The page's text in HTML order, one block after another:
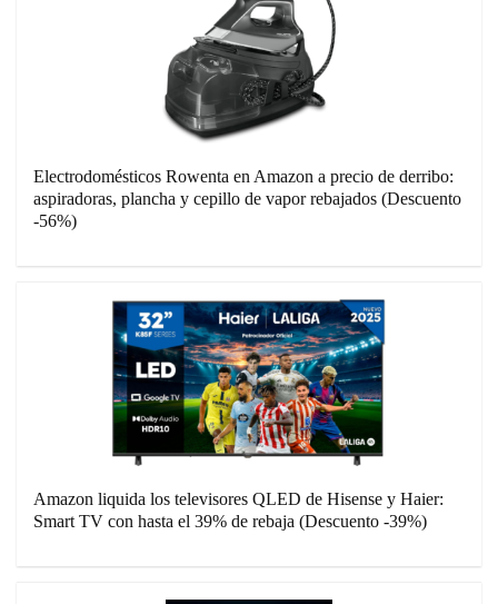
Electrodomésticos Rowenta en Amazon a precio de derribo:
aspiradoras, plancha y cepillo de vapor rebajados (Descuento
-56%)
Amazon liquida los televisores QLED de Hisense y Haier:
Smart TV con hasta el 39% de rebaja (Descuento -39%)